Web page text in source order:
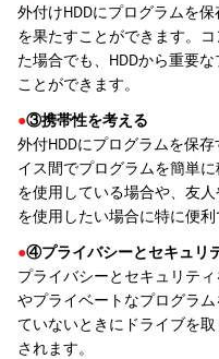
外付けHDDにプログラムを
を果たすことができます。
た場合でも、HDDから重要
ことができます。
●③携帯性を考える
外付HDDにプログラムを保
イス間でプログラムを簡単
を使用している場合や、友
を使用したい場合に特に便利
●④プライバシーとセキュリ
プライバシーとセキュリテ
やプライベートなプログラ
ていないときにドライブを
されます。